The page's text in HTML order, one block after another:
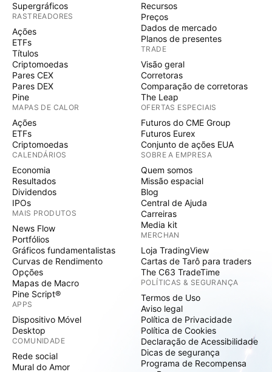
Supergráficos
RASTREADORES
Ações
ETFs
Títulos
Criptomoedas
Pares CEX
Pares DEX
Pine
MAPAS DE CALOR
Ações
ETFs
Criptomoedas
CALENDÁRIOS
Economia
Resultados
Dividendos
IPOs
MAIS PRODUTOS
News Flow
Portfólios
Gráficos fundamentalistas
Curvas de Rendimento
Opções
Mapas de Macro
Pine Script®
APPS
Dispositivo Móvel
Desktop
COMUNIDADE
Rede social
Mural do Amor
Recursos
Preços
Dados de mercado
Planos de presentes
TRADE
Visão geral
Corretoras
Comparação de corretoras
The Leap
OFERTAS ESPECIAIS
Futuros do CME Group
Futuros Eurex
Conjunto de ações EUA
SOBRE A EMPRESA
Quem somos
Missão espacial
Blog
Central de Ajuda
Carreiras
Media kit
MERCHAN
Loja TradingView
Cartas de Tarô para traders
The C63 TradeTime
POLÍTICAS & SEGURANÇA
Termos de Uso
Aviso legal
Política de Privacidade
Política de Cookies
Declaração de Acessibilidade
Dicas de segurança
Programa de Recompensa